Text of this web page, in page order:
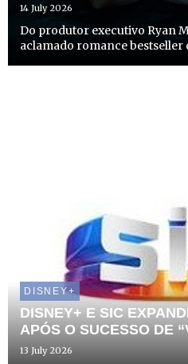
14 July 2026
Do produtor executivo Ryan
aclamado romance bestseller
DISNEY+
DISNEY+ E SIC
APÓS O SUCESSO DE
13 July 2026